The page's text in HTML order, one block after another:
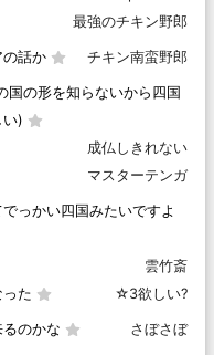
最強のチキン野郎
の話か チキン南蛮野郎
国の形を知らないから四国
い)
成仏しきれない
マスターテンガ
っかい四国みたいですよ
雲竹斎
た
☆3欲しい?
のかな さぼさぼ